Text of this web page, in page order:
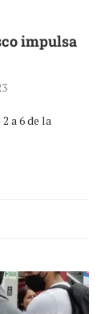
impulsa
a 6 de la